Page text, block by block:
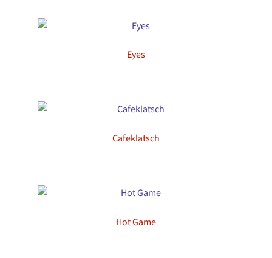
Eyes
Cafeklatsch
Hot Game